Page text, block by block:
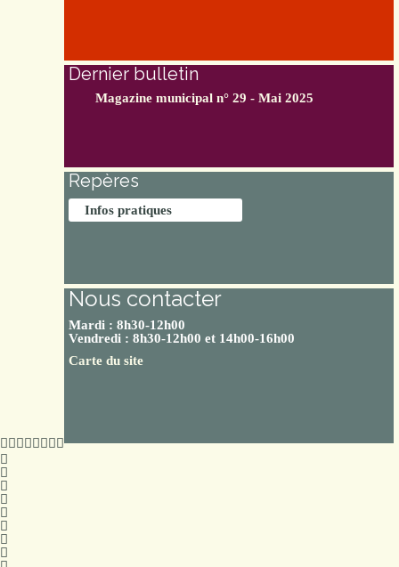
Dernier bulletin
Magazine municipal n° 29 - Mai 2025
Repères
Infos pratiques
Nous contacter
Mardi : 8h30-12h00
Vendredi : 8h30-12h00 et 14h00-16h00
Carte du site